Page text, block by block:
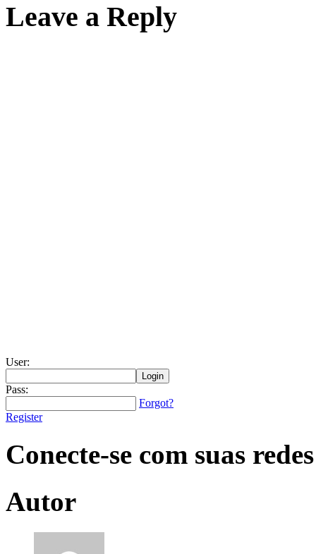
Leave a Reply
User:
Pass:
Forgot?
Register
Conecte-se com suas redes
Autor